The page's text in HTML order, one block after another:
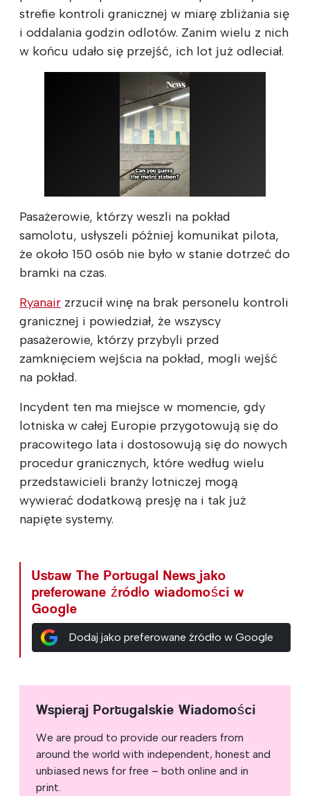
strefie kontroli granicznej w miarę zbliżania się
i oddalania godzin odlotów. Zanim wielu z nich
w końcu udało się przejść, ich lot już odleciał.
Pasażerowie, którzy weszli na pokład
samolotu, usłyszeli później komunikat pilota,
że około 150 osób nie było w stanie dotrzeć do
bramki na czas.
Ryanair zrzucił winę na brak personelu kontroli
granicznej i powiedział, że wszyscy
pasażerowie, którzy przybyli przed
zamknięciem wejścia na pokład, mogli wejść
na pokład.
Incydent ten ma miejsce w momencie, gdy
lotniska w całej Europie przygotowują się do
pracowitego lata i dostosowują się do nowych
procedur granicznych, które według wielu
przedstawicieli branży lotniczej mogą
wywierać dodatkową presję na i tak już
napięte systemy.
Ustaw The Portugal News jako
preferowane źródło wiadomości w
Google
Dodaj jako preferowane źródło w Google
Wspieraj Portugalskie Wiadomości
We are proud to provide our readers from
around the world with independent, honest and
unbiased news for free – both online and in
print.